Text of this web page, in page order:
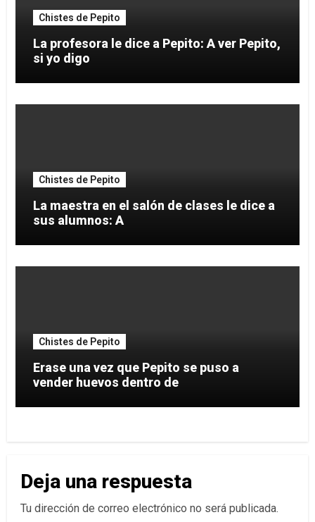
Chistes de Pepito
La profesora le dice a Pepito: A ver Pepito,
si yo digo
Chistes de Pepito
La maestra en el salón de clases le dice a
sus alumnos: A
Chistes de Pepito
Erase una vez que Pepito se puso a
vender huevos dentro de
Deja una respuesta
Tu dirección de correo electrónico no será publicada.